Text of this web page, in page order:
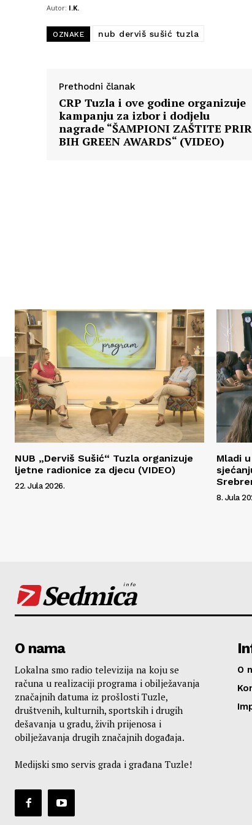
Autor: I.K.
OZNAKE nub derviš sušić tuzla
Prethodni članak
CRP Tuzla i ove godine organizuje
kampanju za izbor i dodjelu
nagrade “ŠAMPIONI ZAŠTITE
BIH GREEN AWARDS“ (VIDEO)
NUB „Derviš Sušić“ Tuzla organizuje
ljetne radionice za djecu (VIDEO)
22. Jula 2026.
Mladi
8. Jula
Sedmica
info
O nama
Lokalna smo radio televizija na koju se
računa u realizaciji programa i obilježavanja
značajnih datuma iz prošlosti Tuzle,
društvenih, kulturnih, sportskih i drugih
dešavanja u gradu, živih prijenosa i
obilježavanja drugih značajnih događaja.
Medijski smo servis grada i građana Tuzle!
O